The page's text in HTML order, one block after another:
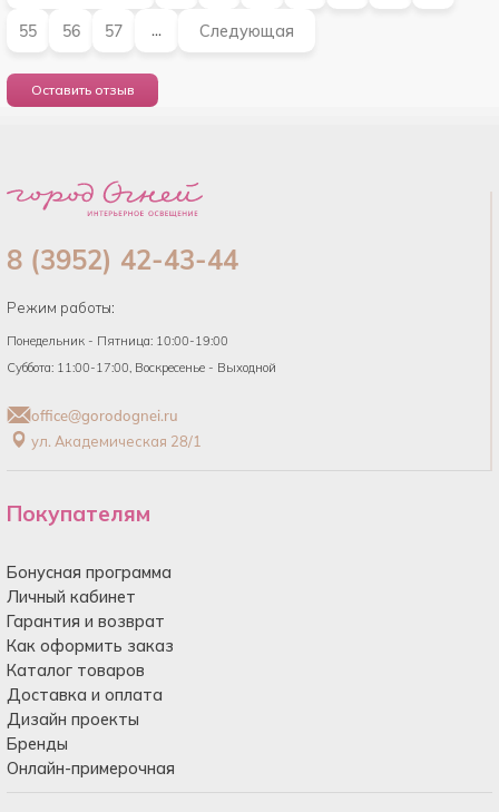
55 56 57 ... Следующая
Оставить отзыв
8 (3952) 42-43-44
Режим работы:
Понедельник - Пятница: 10:00-19:00
Суббота: 11:00-17:00, Воскресенье - Выходной
office@gorodognei.ru
ул. Академическая 28/1
Покупателям
Бонусная программа
Личный кабинет
Гарантия и возврат
Как оформить заказ
Каталог товаров
Доставка и оплата
Дизайн проекты
Бренды
Онлайн-примерочная